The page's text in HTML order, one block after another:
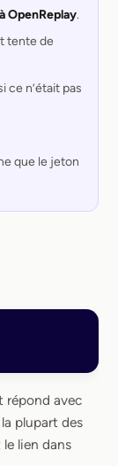
OpenReplay.
tente de
ce n’était pas
que le jeton
répond avec
plupart des
lien dans